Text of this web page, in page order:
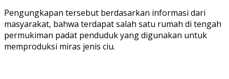
Pengungkapan tersebut berdasarkan informasi dari
masyarakat, bahwa terdapat salah satu rumah di tengah
permukiman padat penduduk yang digunakan untuk
memproduksi miras jenis ciu.